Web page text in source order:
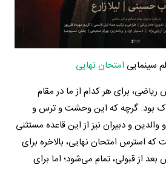
سینمایی امتحان نهایی
برای هر کدام از ما در مقام
بود. گرچه که این وحشت و ترس و
والدین و دبیران نیز از این قاعده مستثنی
که استرس امتحان نهایی، بالاخره برای
از قبولی، تمام می‌شود؛ اما برای